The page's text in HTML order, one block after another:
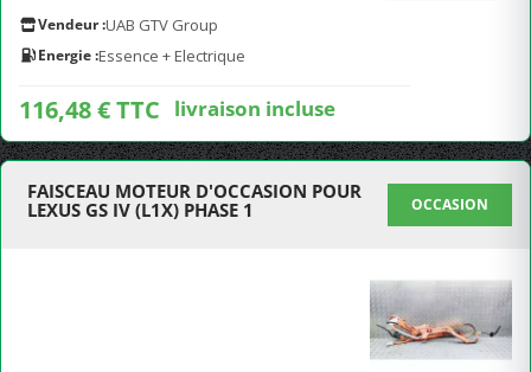
Vendeur :UAB GTV Group
Energie :Essence + Electrique
116,48 € TTC livraison incluse
FAISCEAU MOTEUR D'OCCASION POUR
LEXUS GS IV (L1X) PHASE 1
OCCASION